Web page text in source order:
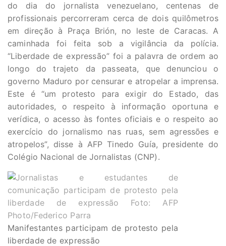
do dia do jornalista venezuelano, centenas de
profissionais percorreram cerca de dois quilômetros
em direção à Praça Brión, no leste de Caracas. A
caminhada foi feita sob a vigilância da polícia.
“Liberdade de expressão” foi a palavra de ordem ao
longo do trajeto da passeata, que denunciou o
governo Maduro por censurar e atropelar a imprensa.
Este é “um protesto para exigir do Estado, das
autoridades, o respeito à informação oportuna e
verídica, o acesso às fontes oficiais e o respeito ao
exercício do jornalismo nas ruas, sem agressões e
atropelos”, disse à AFP Tinedo Guía, presidente do
Colégio Nacional de Jornalistas (CNP).
Manifestantes participam de protesto pela
liberdade de expressão